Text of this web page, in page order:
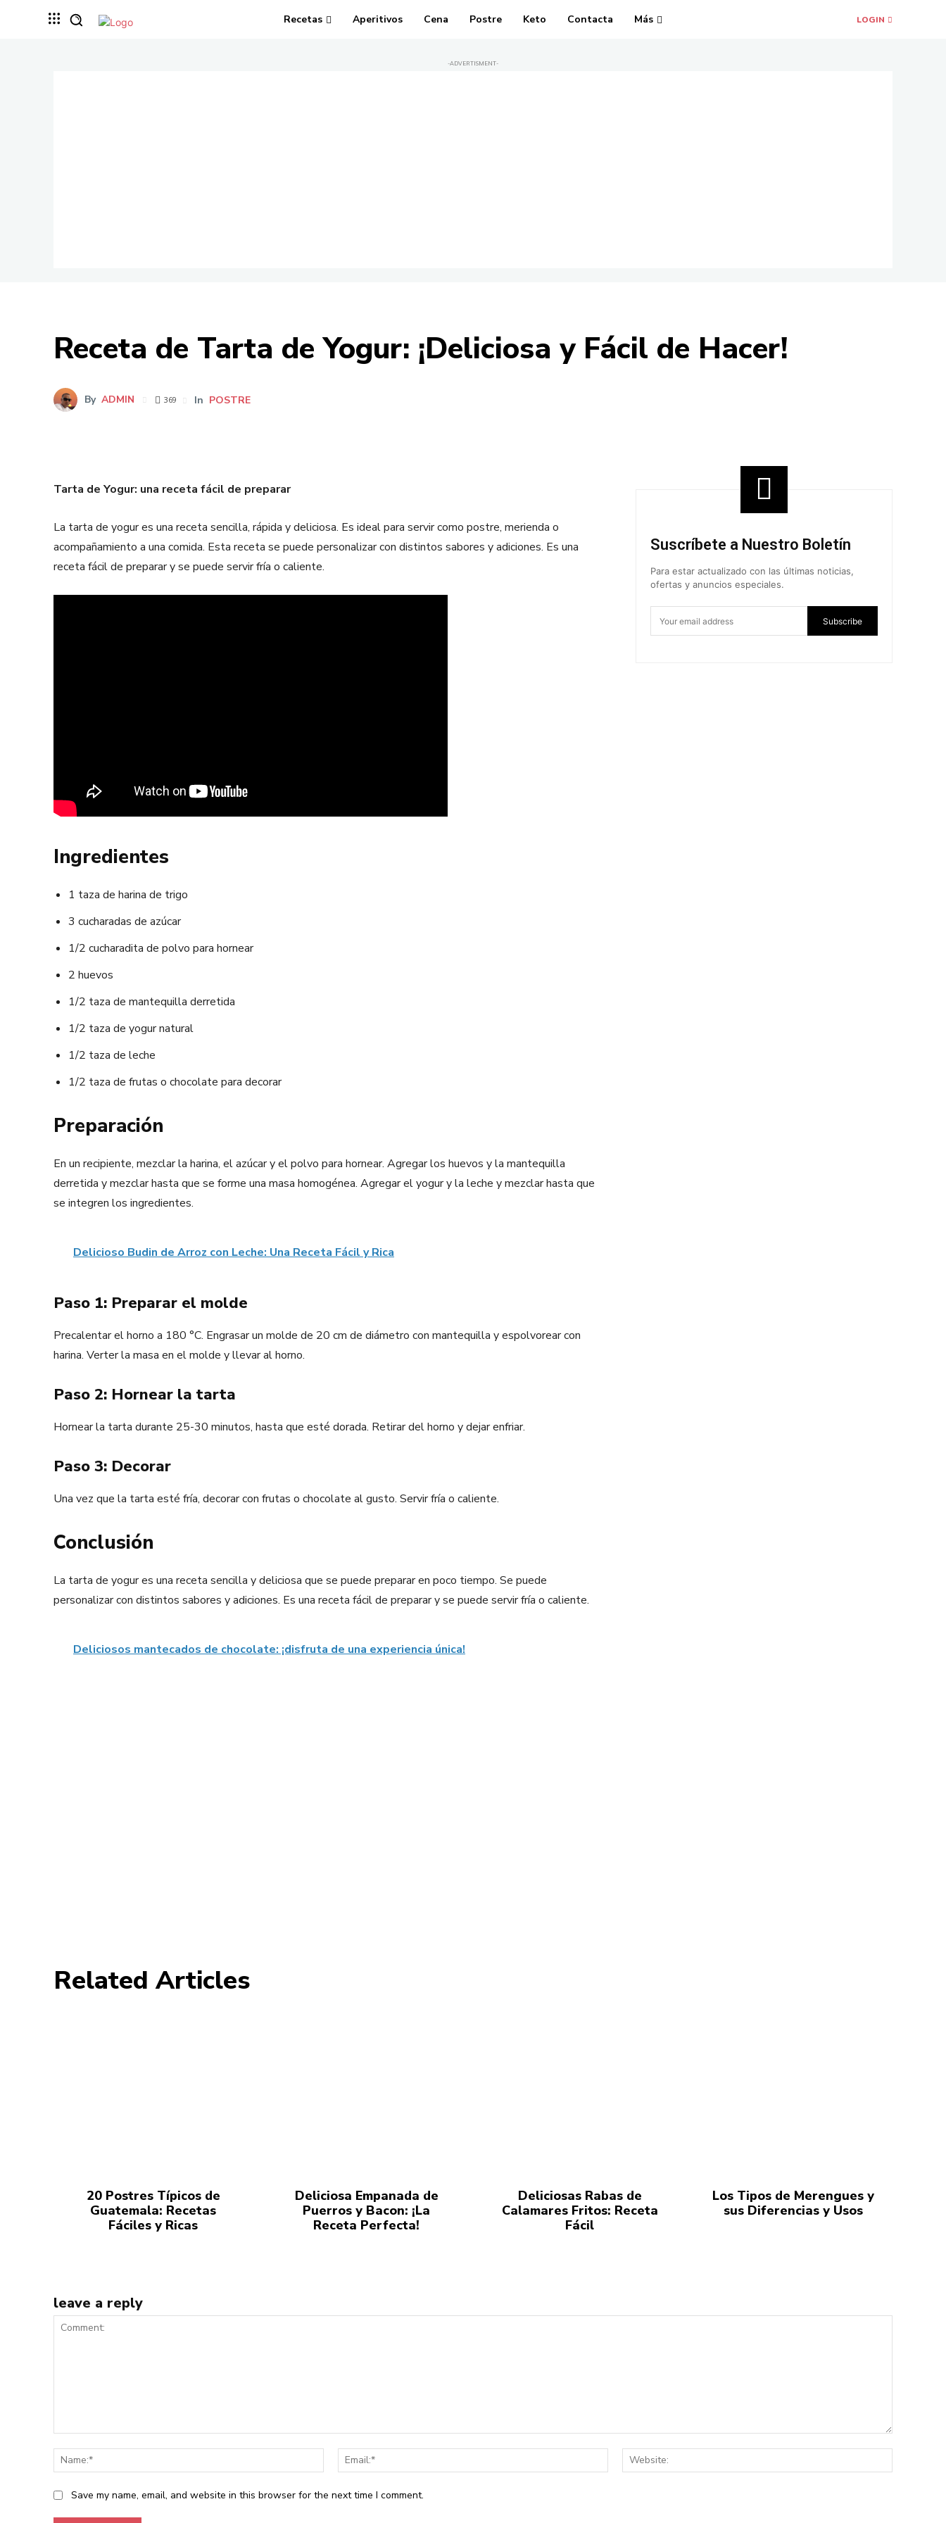
Recetas Aperitivos Cena Postre Keto Contacta Más LOGIN
-ADVERTISMENT-
Receta de Tarta de Yogur: ¡Deliciosa y Fácil de Hacer!
By ADMIN 369 In POSTRE
Tarta de Yogur: una receta fácil de preparar
La tarta de yogur es una receta sencilla, rápida y deliciosa. Es ideal para servir como postre, merienda o
acompañamiento a una comida. Esta receta se puede personalizar con distintos sabores y adiciones. Es una
receta fácil de preparar y se puede servir fría o caliente.
Ingredientes
1 taza de harina de trigo
3 cucharadas de azúcar
1/2 cucharadita de polvo para hornear
2 huevos
1/2 taza de mantequilla derretida
1/2 taza de yogur natural
1/2 taza de leche
1/2 taza de frutas o chocolate para decorar
Preparación
En un recipiente, mezclar la harina, el azúcar y el polvo para hornear. Agregar los huevos y la mantequilla
derretida y mezclar hasta que se forme una masa homogénea. Agregar el yogur y la leche y mezclar hasta que
se integren los ingredientes.
Delicioso Budin de Arroz con Leche: Una Receta Fácil y Rica
Paso 1: Preparar el molde
Precalentar el horno a 180 °C. Engrasar un molde de 20 cm de diámetro con mantequilla y espolvorear con
harina. Verter la masa en el molde y llevar al horno.
Paso 2: Hornear la tarta
Hornear la tarta durante 25-30 minutos, hasta que esté dorada. Retirar del horno y dejar enfriar.
Paso 3: Decorar
Una vez que la tarta esté fría, decorar con frutas o chocolate al gusto. Servir fría o caliente.
Conclusión
La tarta de yogur es una receta sencilla y deliciosa que se puede preparar en poco tiempo. Se puede
personalizar con distintos sabores y adiciones. Es una receta fácil de preparar y se puede servir fría o caliente.
Deliciosos mantecados de chocolate: ¡disfruta de una experiencia única!
Suscríbete a Nuestro Boletín
Para estar actualizado con las últimas noticias,
ofertas y anuncios especiales.
Subscribe
Related Articles
20 Postres Típicos de
Guatemala: Recetas
Fáciles y Ricas
Deliciosa Empanada de
Puerros y Bacon: ¡La
Receta Perfecta!
Deliciosas Rabas de
Calamares Fritos: Receta
Fácil
Los Tipos de Merengues y
sus Diferencias y Usos
leave a reply
Name:*
Email:*
Save my name, email, and website in this browser for the next time I comment.